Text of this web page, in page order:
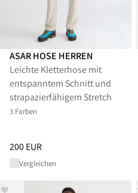
ASAR HOSE HERREN
Leichte Kletterhose mit
entspanntem Schnitt und
strapazierfähigem Stretch
3 Farben
Preis: 200 EUR, reduziert von
200 EUR
Vergleichen